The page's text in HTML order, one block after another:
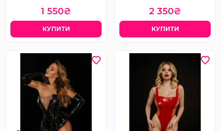
1 550₴
КУПИТИ
2 350₴
КУПИТИ